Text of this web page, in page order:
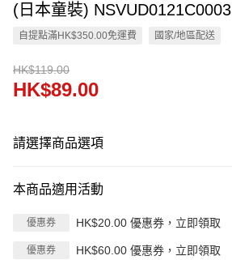
(日本童裝) NSVUD0121C0003
自提點滿HK$350.00免運費 國家/地區配送
HK$119.00
HK$89.00
請選擇商品選項
本商品適用活動
優惠券 HK$20.00 優惠券，立即領取
優惠券 HK$60.00 優惠券，立即領取